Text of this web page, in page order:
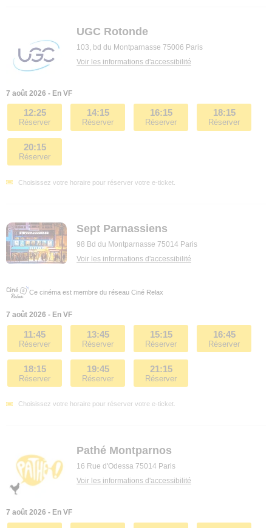
UGC Rotonde
103, bd du Montparnasse 75006 Paris
Voir les informations d'accessibilité
7 août 2026 - En VF
12:25
Réserver
14:15
Réserver
16:15
Réserver
18:15
Réserver
20:15
Réserver
Choisissez votre horaire pour réserver votre e-ticket.
Sept Parnassiens
98 Bd du Montparnasse 75014 Paris
Voir les informations d'accessibilité
Ce cinéma est membre du réseau Ciné Relax
7 août 2026 - En VF
11:45
Réserver
13:45
Réserver
15:15
Réserver
16:45
Réserver
18:15
Réserver
19:45
Réserver
21:15
Réserver
Choisissez votre horaire pour réserver votre e-ticket.
Pathé Montparnos
16 Rue d'Odessa 75014 Paris
Voir les informations d'accessibilité
7 août 2026 - En VF